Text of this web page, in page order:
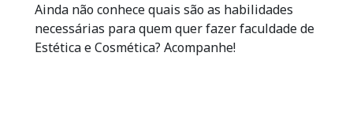
Ainda não conhece quais são as habilidades
necessárias para quem quer fazer faculdade de
Estética e Cosmética? Acompanhe!